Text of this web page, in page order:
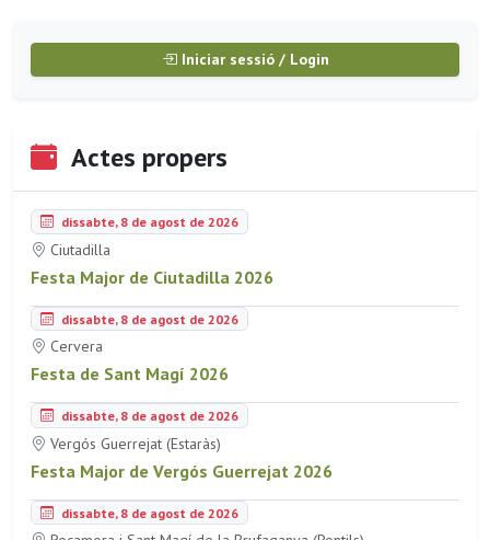
Iniciar sessió / Login
Actes propers
dissabte, 8 de agost de 2026
Ciutadilla
Festa Major de Ciutadilla 2026
dissabte, 8 de agost de 2026
Cervera
Festa de Sant Magí 2026
dissabte, 8 de agost de 2026
Vergós Guerrejat (Estaràs)
Festa Major de Vergós Guerrejat 2026
dissabte, 8 de agost de 2026